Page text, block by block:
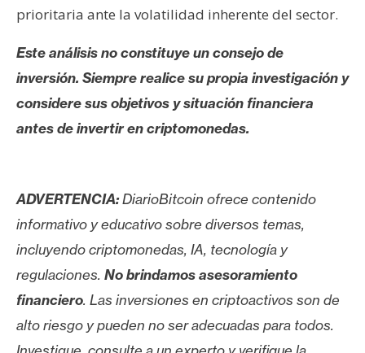
prioritaria ante la volatilidad inherente del sector.
Este análisis no constituye un consejo de
inversión. Siempre realice su propia investigación y
considere sus objetivos y situación financiera
antes de invertir en criptomonedas.
ADVERTENCIA:DiarioBitcoin ofrece contenido
informativo y educativo sobre diversos temas,
incluyendo criptomonedas, IA, tecnología y
regulaciones. No brindamos asesoramiento
financiero. Las inversiones en criptoactivos son de
alto riesgo y pueden no ser adecuadas para todos.